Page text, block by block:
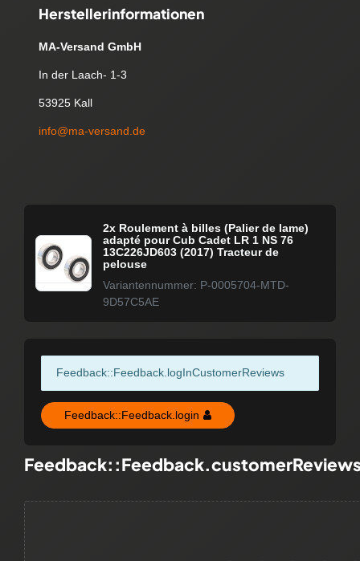
Herstellerinformationen
MA-Versand GmbH
In der Laach- 1-3
53925 Kall
info@ma-versand.de
2x Roulement à billes (Palier de lame)
adapté pour Cub Cadet LR 1 NS 76
13C226JD603 (2017) Tracteur de
pelouse
Variantennummer: P-0005704-MTD-
9D57C5AE
Feedback::Feedback.logInCustomerReviews
Feedback::Feedback.login